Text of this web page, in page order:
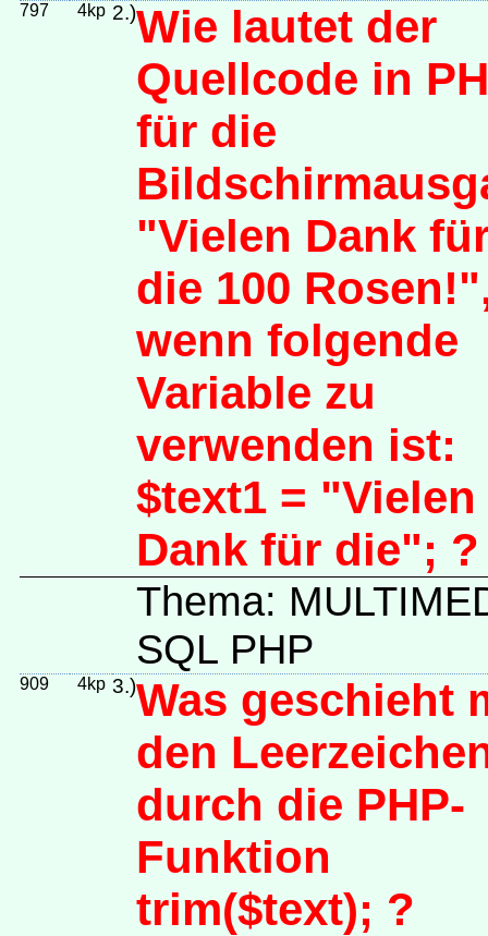
797 4kp 2.)Wie lautet der
Quellcode in
für die
"Vielen Dank
die 100
wenn folgende
Variable zu
verwenden ist:
$text1 = "Vielen
Dank für die"; ?
Thema:
SQL PHP
909 4kp 3.)Was geschieht
den
durch die PHP-
Funktion
trim($text); ?